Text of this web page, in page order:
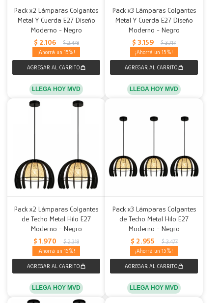
Pack x2 Lámparas Colgantes
Metal Y Cuerda E27 Diseño
Moderno - Negro
$ 2.106 $ 2.478
15
LLEGA HOY MVD
Pack x3 Lámparas Colgantes
Metal Y Cuerda E27 Diseño
Moderno - Negro
$ 3.159 $ 3.717
15
LLEGA HOY MVD
Pack x2 Lámparas Colgantes
de Techo Metal Hilo E27
Moderno - Negro
$ 1.970 $ 2.318
15
LLEGA HOY MVD
Pack x3 Lámparas Colgantes
de Techo Metal Hilo E27
Moderno - Negro
$ 2.955 $ 3.477
15
LLEGA HOY MVD